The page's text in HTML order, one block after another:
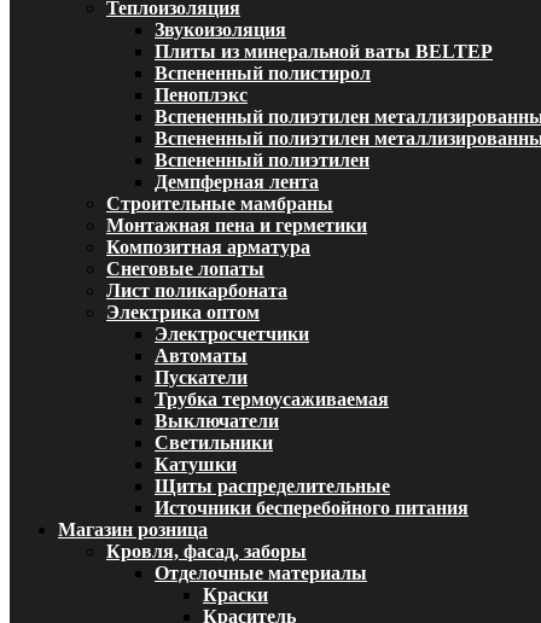
Теплоизоляция
Звукоизоляция
Плиты из минеральной ваты BELTEP
Вспененный полистирол
Пеноплэкс
Вспененный полиэтилен
Вспененный полиэтилен
Вспененный полиэтилен
Демпферная лента
Строительные мамбраны
Монтажная пена и герметики
Композитная арматура
Снеговые лопаты
Лист поликарбоната
Электрика оптом
Электросчетчики
Автоматы
Пускатели
Трубка термоусаживаемая
Выключатели
Светильники
Катушки
Щиты распределительные
Источники бесперебойного питания
Магазин розница
Кровля, фасад, заборы
Отделочные материалы
Краски
Краситель